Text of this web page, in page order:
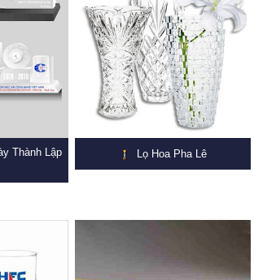
Thành Lập
Lọ Hoa Pha Lê